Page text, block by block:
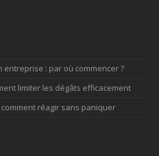
entreprise : par où commencer ?
limiter les dégâts efficacement
réagir sans paniquer